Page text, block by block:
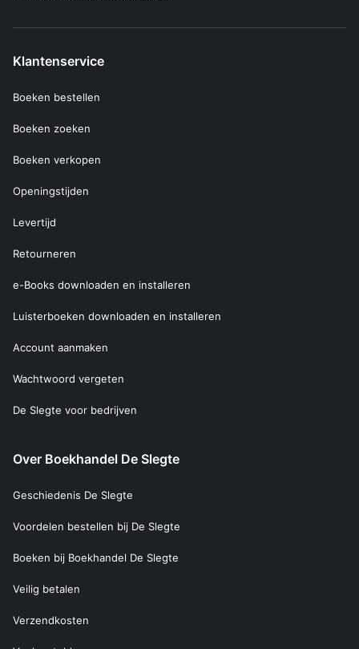
Klantenservice
Boeken bestellen
Boeken zoeken
Boeken verkopen
Openingstijden
Levertijd
Retourneren
e-Books downloaden en installeren
Luisterboeken downloaden en installeren
Account aanmaken
Wachtwoord vergeten
De Slegte voor bedrijven
Over Boekhandel De Slegte
Geschiedenis De Slegte
Voordelen bestellen bij De Slegte
Boeken bij Boekhandel De Slegte
Veilig betalen
Verzendkosten